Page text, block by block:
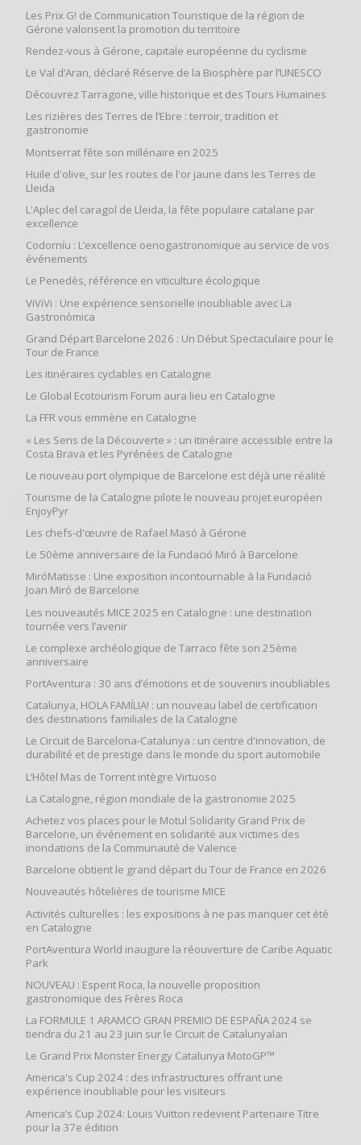
Les Prix G! de Communication Touristique de la région de
Gérone valorisent la promotion du territoire
Rendez-vous à Gérone, capitale européenne du cyclisme
Le Val d’Aran, déclaré Réserve de la Biosphère par l’UNESCO
Découvrez Tarragone, ville historique et des Tours Humaines
Les rizières des Terres de l’Ebre : terroir, tradition et
gastronomie
Montserrat fête son millénaire en 2025
Huile d'olive, sur les routes de l'or jaune dans les Terres de
Lleida
L'Aplec del caragol de Lleida, la fête populaire catalane par
excellence
Codorníu : L’excellence oenogastronomique au service de vos
événements
Le Penedès, référence en viticulture écologique
ViViVi : Une expérience sensorielle inoubliable avec La
Gastronòmica
Grand Départ Barcelone 2026 : Un Début Spectaculaire pour le
Tour de France
Les itinéraires cyclables en Catalogne
Le Global Ecotourism Forum aura lieu en Catalogne
La FFR vous emmène en Catalogne
« Les Sens de la Découverte » : un itinéraire accessible entre la
Costa Brava et les Pyrénées de Catalogne
Le nouveau port olympique de Barcelone est déjà une réalité
Tourisme de la Catalogne pilote le nouveau projet européen
EnjoyPyr
Les chefs-d'œuvre de Rafael Masó à Gérone
Le 50ème anniversaire de la Fundació Miró à Barcelone
MiróMatisse : Une exposition incontournable à la Fundació
Joan Miró de Barcelone
Les nouveautés MICE 2025 en Catalogne : une destination
tournée vers l’avenir
Le complexe archéologique de Tarraco fête son 25ème
anniversaire
PortAventura : 30 ans d’émotions et de souvenirs inoubliables
Catalunya, HOLA FAMÍLIA! : un nouveau label de certification
des destinations familiales de la Catalogne
Le Circuit de Barcelona-Catalunya : un centre d'innovation, de
durabilité et de prestige dans le monde du sport automobile
L’Hôtel Mas de Torrent intègre Virtuoso
La Catalogne, région mondiale de la gastronomie 2025
Achetez vos places pour le Motul Solidarity Grand Prix de
Barcelone, un événement en solidarité aux victimes des
inondations de la Communauté de Valence
Barcelone obtient le grand départ du Tour de France en 2026
Nouveautés hôtelières de tourisme MICE
Activités culturelles : les expositions à ne pas manquer cet été
en Catalogne
PortAventura World inaugure la réouverture de Caribe Aquatic
Park
NOUVEAU : Esperit Roca, la nouvelle proposition
gastronomique des Frères Roca
La FORMULE 1 ARAMCO GRAN PREMIO DE ESPAÑA 2024 se
tiendra du 21 au 23 juin sur le Circuit de Catalunyalan
Le Grand Prix Monster Energy Catalunya MotoGP™
America's Cup 2024 : des infrastructures offrant une
expérience inoubliable pour les visiteurs
America’s Cup 2024: Louis Vuitton redevient Partenaire Titre
pour la 37e édition